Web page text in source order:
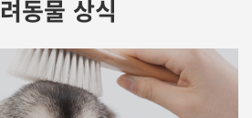
동물 상식